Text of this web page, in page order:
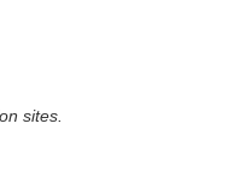
sites.